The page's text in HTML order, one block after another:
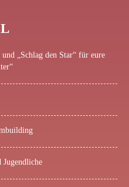
und „Schlag den Star“ für eure